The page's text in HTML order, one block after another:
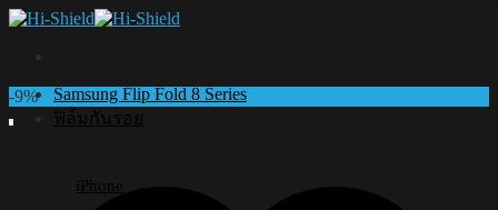
Skip
Samsung Flip Fold 8 Series
ฟิล์มกันรอย
iPhone
-9%